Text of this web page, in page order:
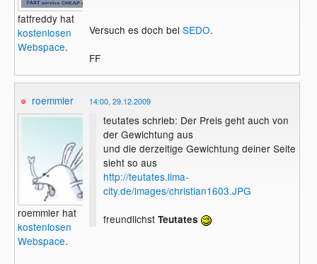
fatfreddy hat
kostenlosen
Webspace.
Versuch es doch bei SEDO.
FF
roemmler
roemmler hat
kostenlosen
Webspace.
14:00, 29.12.2009
teutates schrieb: Der Preis geht auch von
der Gewichtung aus
und die derzeitige Gewichtung deiner Seite
sieht so aus
http://teutates.lima-
city.de/images/christian1603.JPG
freundlichst Teutates